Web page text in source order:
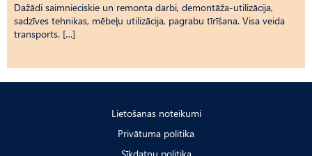
Dažādi saimnieciskie un remonta darbi, demontāža-utilizācija,
sadzīves tehnikas, mēbeļu utilizācija, pagrabu tīrīšana. Visa veida
transports. […]
Lietošanas noteikumi
Privātuma politika